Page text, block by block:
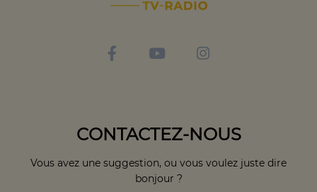
CONTACTEZ-NOUS
Vous avez une suggestion, ou vous voulez juste dire
bonjour ?